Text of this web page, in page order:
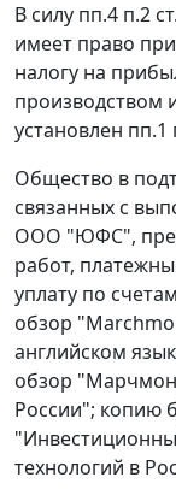
В силу пп.4 п.2
имеет право
налогу на
производством
установлен пп.1
Общество в
связанных с
ООО "ЮФС",
работ,
уплату по
обзор
английском
обзор
России"; копию
технологий в